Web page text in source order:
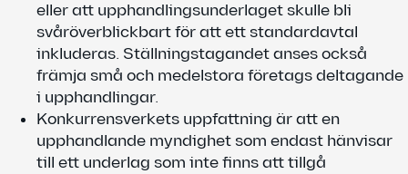
eller att upphandlingsunderlaget skulle bli
svåröverblickbart för att ett standardavtal
inkluderas. Ställningstagandet anses också
främja små och medelstora företags deltagande
i upphandlingar.
Konkurrensverkets uppfattning är att en
upphandlande myndighet som endast hänvisar
till ett underlag som inte finns att tillgå